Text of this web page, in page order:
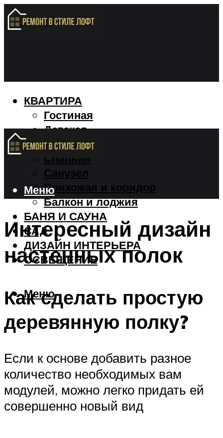
КВАРТИРА
Гостиная
Детская
Кухня
Спальня
Санузел
Прихожая и коридор
Балкон и лоджия
БАНЯ И САУНА
САД
ДИЗАЙН ИНТЕРЬЕРА
ОСВЕЩЕНИЕ
Меню
Меню
Интересный дизайн
настенных полок
Как сделать простую
деревянную полку?
Если к основе добавить разное
количество необходимых вам
модулей, можно легко придать ей
совершенно новый вид